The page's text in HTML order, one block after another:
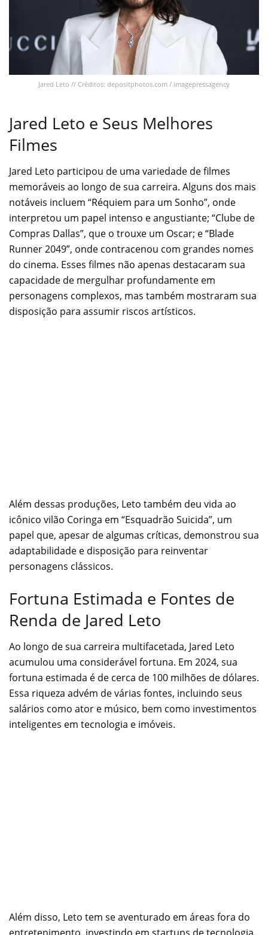
Jared Leto // Créditos: depositphotos.com / imagepressagency
Jared Leto e Seus Melhores
Filmes
Jared Leto participou de uma variedade de filmes
memoráveis ao longo de sua carreira. Alguns dos mais
notáveis incluem “Réquiem para um Sonho”, onde
interpretou um papel intenso e angustiante; “Clube de
Compras Dallas”, que o trouxe um Oscar; e “Blade
Runner 2049”, onde contracenou com grandes nomes
do cinema. Esses filmes não apenas destacaram sua
capacidade de mergulhar profundamente em
personagens complexos, mas também mostraram sua
disposição para assumir riscos artísticos.
Além dessas produções, Leto também deu vida ao
icônico vilão Coringa em “Esquadrão Suicida”, um
papel que, apesar de algumas críticas, demonstrou sua
adaptabilidade e disposição para reinventar
personagens clássicos.
Fortuna Estimada e Fontes de
Renda de Jared Leto
Ao longo de sua carreira multifacetada, Jared Leto
acumulou uma considerável fortuna. Em 2024, sua
fortuna estimada é de cerca de 100 milhões de dólares.
Essa riqueza advém de várias fontes, incluindo seus
salários como ator e músico, bem como investimentos
inteligentes em tecnologia e imóveis.
Além disso, Leto tem se aventurado em áreas fora do